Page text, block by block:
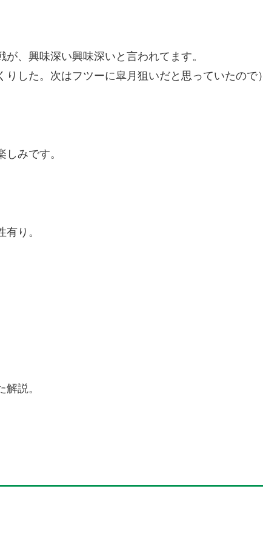
が、興味深い興味深いと言われてます。
りした。次はフツーに皐月狙いだと思っていたので）
みです。
り。
説。